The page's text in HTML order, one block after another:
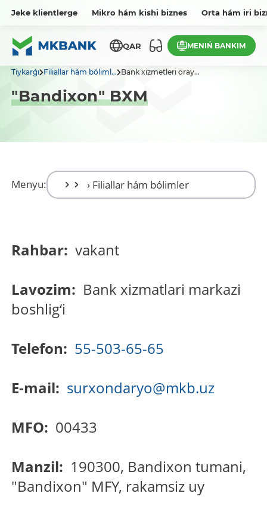
Jeke klientlerge Mikro hám kishi biznes Orta hám iri
QAR MENIŃ BANKIM
Tiykarǵı Filiallar hám bóliml... Bank xizmetleri oray...
"Bandixon" BXM
Menyu:
Rahbar: vakant
Lavozim: Bank xizmatlari markazi
boshlig‘i
Telefon: 55-503-65-65
E-mail: surxondaryo@mkb.uz
MFO: 00433
Manzil: 190300, Bandixon tumani,
"Bandixon" MFY, rakamsiz uy